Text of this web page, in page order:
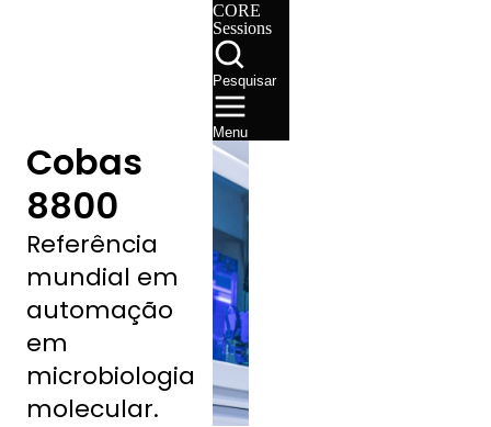
CORE
Sessions
Pesquisar
Menu
Cobas
8800
Referência
mundial em
automação
em
microbiologia
molecular.